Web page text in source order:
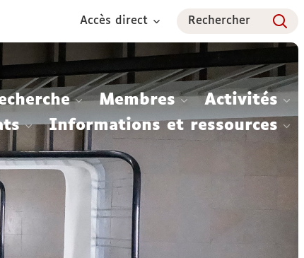
Accès direct Rechercher
Membres
Activités
Informations et ressources